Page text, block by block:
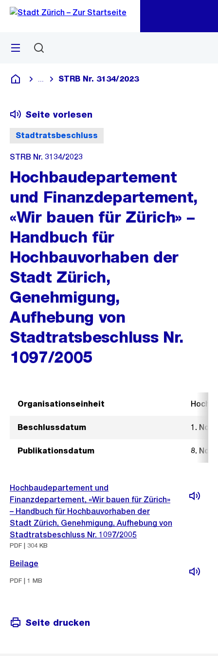
Navigation
Sprunglink
Menü
Deutsch
Blende alle Breadcrumbs ein
STRB Nr. 3134/2023
Stadtratsbeschluss
Seite vorlesen
STRB Nr. 3134/2023
Hochbaudepartement
und Finanzdepartement,
«Wir bauen für Zürich» –
Handbuch für
Hochbauvorhaben der
Stadt Zürich,
Genehmigung,
Aufhebung von
Stadtratsbeschluss Nr.
1097/2005
Organisationseinheit
Beschlussdatum 1.
Publikationsdatum 8.
Hochbaudepartement und
Finanzdepartement, «Wir bauen für Zürich»
– Handbuch für Hochbauvorhaben der
Stadt Zürich, Genehmigung, Aufhebung von
Stadtratsbeschluss Nr. 1097/2005
PDF | 304 KB
Beilage
PDF | 1 MB
Seite drucken